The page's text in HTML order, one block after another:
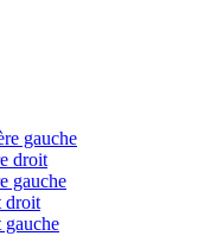
gauche
droit
gauche
droit
gauche